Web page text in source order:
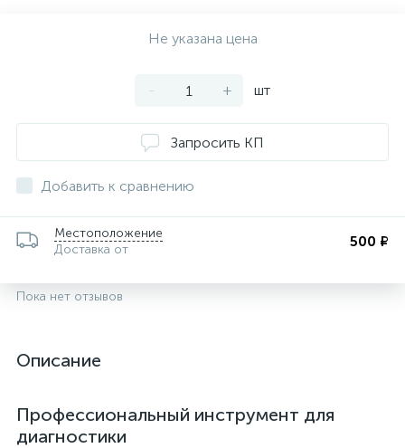
Не указана цена
- + шт
Запросить КП
Добавить к сравнению
Местоположение
Доставка от
500 ₽
Пока нет отзывов
Описание
Профессиональный инструмент для
диагностики